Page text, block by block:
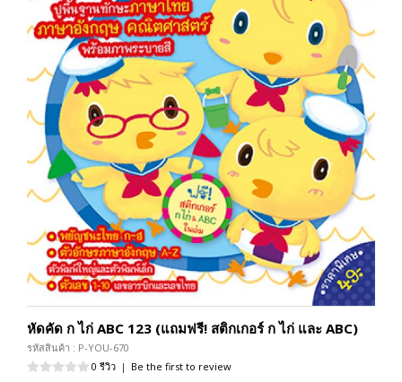
หัดคัด ก ไก่ ABC 123 (แถมฟรี! สติกเกอร์ ก ไก่ และ ABC)
รหัสสินค้า : P-YOU-670
0 รีวิว | Be the first to review